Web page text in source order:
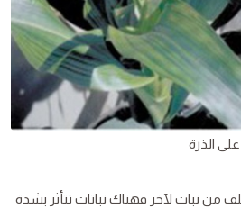
الذرة
نبات لآخر فهناك نباتات تتأثر بشدة